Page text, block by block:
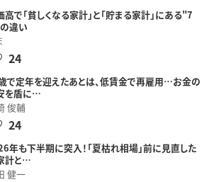
高で「貧しくなる家計」と「貯まる家計」にある"7
違い
24
で定年を迎えたあとは、低賃金で再雇用…お金の
を盾に…
俊輔
24
年も下半期に突入！「夏枯れ相場」前に見直した
計と…
健一